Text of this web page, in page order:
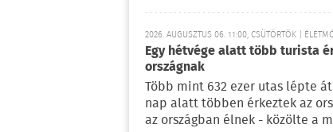
2026. AUGUSZTUS 06. 11:00, CSÜTÖRTÖK |
Egy hétvége alatt több turista
országnak
Több mint 632 ezer utas lépte
nap alatt többen érkeztek az
az országban élnek - közölte a